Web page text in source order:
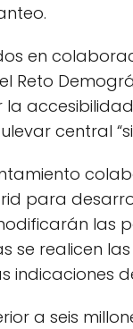
en
Reto
central
para
las
se realicen
indicaciones
a seis